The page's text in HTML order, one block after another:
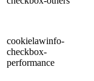
cookielawinfo-
checkbox-
performance